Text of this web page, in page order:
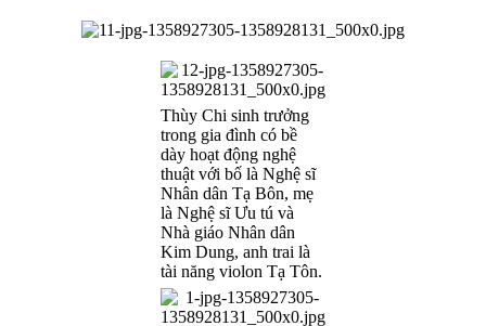
Thùy Chi sinh trưởng
trong gia đình có bề
dày hoạt động nghệ
thuật với bố là Nghệ sĩ
Nhân dân Tạ Bôn, mẹ
là Nghệ sĩ Ưu tú và
Nhà giáo Nhân dân
Kim Dung, anh trai là
tài năng violon Tạ Tôn.